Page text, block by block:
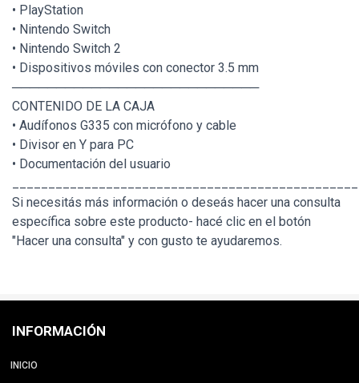
• PlayStation
• Nintendo Switch
• Nintendo Switch 2
• Dispositivos móviles con conector 3.5 mm
────────────────────────────
CONTENIDO DE LA CAJA
• Audífonos G335 con micrófono y cable
• Divisor en Y para PC
• Documentación del usuario
Si necesitás más información o deseás hacer una consulta
específica sobre este producto- hacé clic en el botón
"Hacer una consulta" y con gusto te ayudaremos.
INFORMACIÓN
INICIO